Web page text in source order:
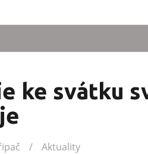
ke svátku
Aktuality